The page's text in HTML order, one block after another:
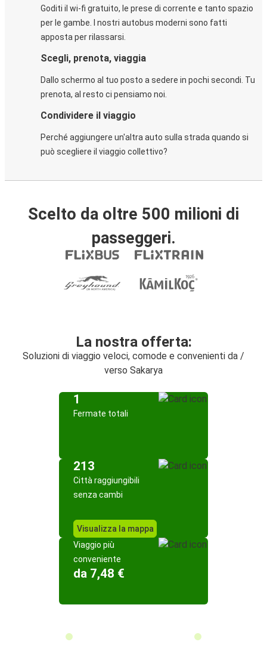
Goditi il wi-fi gratuito, le prese di corrente e tanto spazio
per le gambe. I nostri autobus moderni sono fatti
apposta per rilassarsi.
Scegli, prenota, viaggia
Dallo schermo al tuo posto a sedere in pochi secondi. Tu
prenota, al resto ci pensiamo noi.
Condividere il viaggio
Perché aggiungere un'altra auto sulla strada quando si
può scegliere il viaggio collettivo?
Scelto da oltre 500 milioni di
passeggeri.
La nostra offerta:
Soluzioni di viaggio veloci, comode e convenienti da /
verso Sakarya
1
Fermate totali
213
Città raggiungibili
senza cambi
Visualizza la mappa
Viaggio più
conveniente
da 7,48 €